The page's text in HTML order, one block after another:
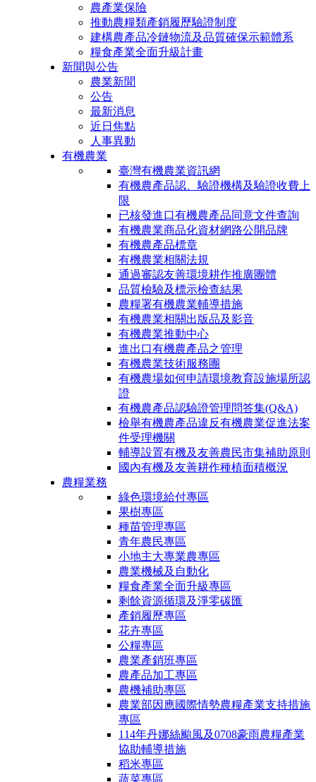
農產業保險
推動農糧類產銷履歷驗證制度
建構農產品冷鏈物流及品質確保示範體系
糧食產業全面升級計畫
新聞與公告
農業新聞
公告
最新消息
近日焦點
人事異動
有機農業
臺灣有機農業資訊網
有機農產品認、驗證機構及驗證收費上
限
已核發進口有機農產品同意文件查詢
有機農業商品化資材網路公開品牌
有機農產品標章
有機農業相關法規
通過審認友善環境耕作推廣團體
品質檢驗及標示檢查結果
農糧署有機農業輔導措施
有機農業相關出版品及影音
有機農業推動中心
進出口有機農產品之管理
有機農業技術服務團
有機農場如何申請環境教育設施場所認
證
有機農產品認驗證管理問答集(Q&A)
檢舉有機農產品違反有機農業促進法案
件受理機關
輔導設置有機及友善農民市集補助原則
國內有機及友善耕作種植面積概況
農糧業務
綠色環境給付專區
果樹專區
種苗管理專區
青年農民專區
小地主大專業農專區
農業機械及自動化
糧食產業全面升級專區
剩餘資源循環及淨零碳匯
產銷履歷專區
花卉專區
公糧專區
農業產銷班專區
農產品加工專區
農機補助專區
農業部因應國際情勢農糧產業支持措施
專區
114年丹娜絲颱風及0708豪雨農糧產業
協助輔導措施
稻米專區
蔬菜專區